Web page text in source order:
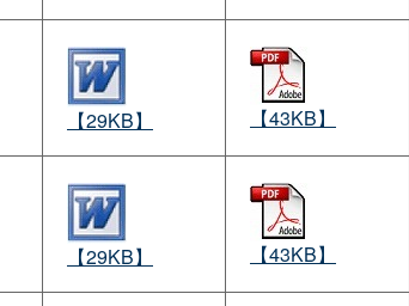
【29KB】
【43KB】
【29KB】
【43KB】